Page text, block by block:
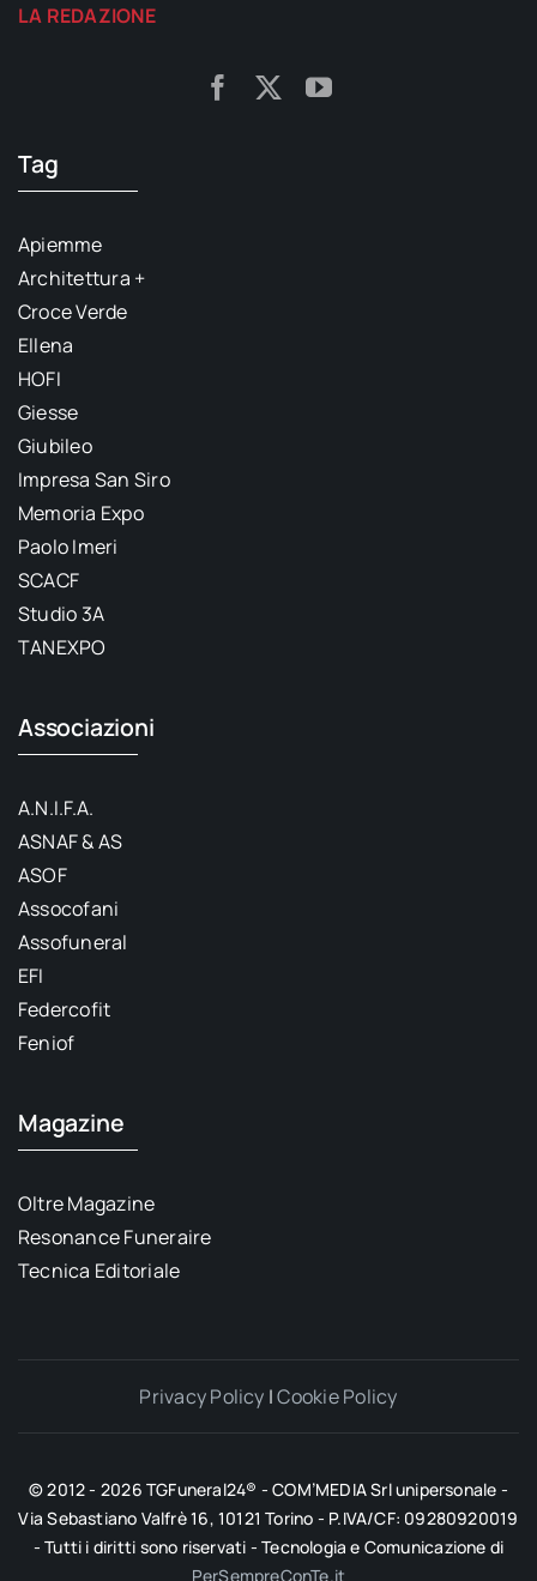
LA REDAZIONE
Tag
Apiemme
Architettura +
Croce Verde
Ellena
HOFI
Giesse
Giubileo
Impresa San Siro
Memoria Expo
Paolo Imeri
SCACF
Studio 3A
TANEXPO
Associazioni
A.N.I.F.A.
ASNAF & AS
ASOF
Assocofani
Assofuneral
EFI
Federcofit
Feniof
Magazine
Oltre Magazine
Resonance Funeraire
Tecnica Editoriale
Privacy Policy |Cookie Policy
© 2012 - 2026 TGFuneral24® - COM’MEDIA Srl unipersonale -
Via Sebastiano Valfrè 16, 10121 Torino - P.IVA/CF: 09280920019
- Tutti i diritti sono riservati - Tecnologia e Comunicazione di
PerSempreConTe.it